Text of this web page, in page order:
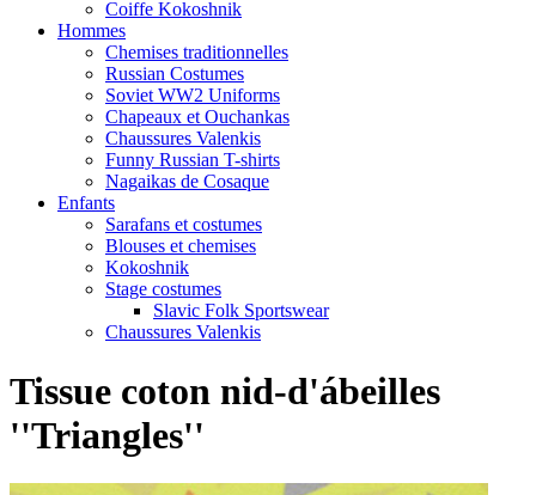
Coiffe Kokoshnik
Hommes
Chemises traditionnelles
Russian Costumes
Soviet WW2 Uniforms
Chapeaux et Ouchankas
Chaussures Valenkis
Funny Russian T-shirts
Nagaikas de Cosaque
Enfants
Sarafans et costumes
Blouses et chemises
Kokoshnik
Stage costumes
Slavic Folk Sportswear
Chaussures Valenkis
Tissue coton nid-d'ábeilles
''Triangles''